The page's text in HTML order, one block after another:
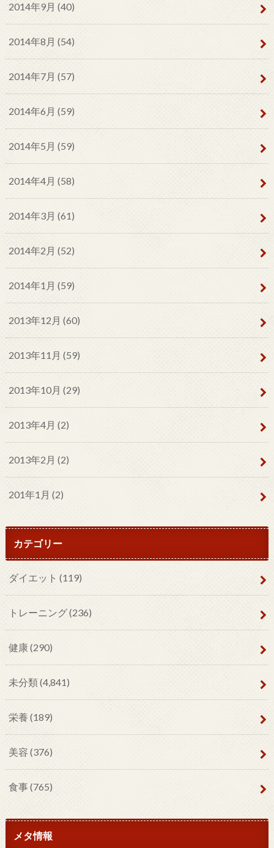
2014年9月 (40)
2014年8月 (54)
2014年7月 (57)
2014年6月 (59)
2014年5月 (59)
2014年4月 (58)
2014年3月 (61)
2014年2月 (52)
2014年1月 (59)
2013年12月 (60)
2013年11月 (59)
2013年10月 (29)
2013年4月 (2)
2013年2月 (2)
201年1月 (2)
カテゴリー
ダイエット (119)
トレーニング(236)
健康(290)
未分類(4,841)
栄養 (189)
美容 (376)
食事(765)
メタ情報